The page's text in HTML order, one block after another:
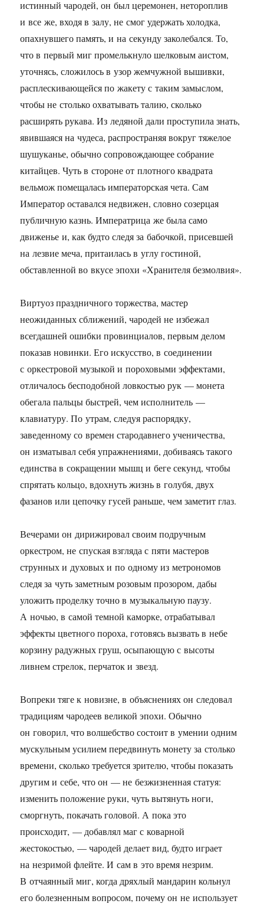
истинный чародей, он был церемонен, нетороплив
и все же, входя в залу, не смог удержать холодка,
опахнувшего память, и на секунду заколебался. То,
что в первый миг промелькнуло шелковым аистом,
уточнясь, сложилось в узор жемчужной вышивки,
расплескивающейся по жакету с таким замыслом,
чтобы не столько охватывать талию, сколько
расширять рукава. Из ледяной дали проступила знать,
явившаяся на чудеса, распространяя вокруг тяжелое
шушуканье, обычно сопровождающее собрание
китайцев. Чуть в стороне от плотного квадрата
вельмож помещалась императорская чета. Сам
Император оставался недвижен, словно созерцая
публичную казнь. Императрица же была само
движенье и, как будто следя за бабочкой, присевшей
на лезвие меча, притаилась в углу гостиной,
обставленной во вкусе эпохи «Хранителя безмолвия».
Виртуоз праздничного торжества, мастер
неожиданных сближений, чародей не избежал
всегдашней ошибки провинциалов, первым делом
показав новинки. Его искусство, в соединении
с оркестровой музыкой и пороховыми эффектами,
отличалось бесподобной ловкостью рук — монета
обегала пальцы быстрей, чем исполнитель —
клавиатуру. По утрам, следуя распорядку,
заведенному со времен стародавнего ученичества,
он изматывал себя упражнениями, добиваясь такого
единства в сокращении мышц и беге секунд, чтобы
спрятать кольцо, вдохнуть жизнь в голубя, двух
фазанов или цепочку гусей раньше, чем заметит глаз.
Вечерами он дирижировал своим подручным
оркестром, не спуская взгляда с пяти мастеров
струнных и духовых и по одному из метрономов
следя за чуть заметным розовым прозором, дабы
уложить проделку точно в музыкальную паузу.
А ночью, в самой темной каморке, отрабатывал
эффекты цветного пороха, готовясь вызвать в небе
корзину радужных груш, осыпающую с высоты
ливнем стрелок, перчаток и звезд.
Вопреки тяге к новизне, в объяснениях он следовал
традициям чародеев великой эпохи. Обычно
он говорил, что волшебство состоит в умении одним
мускульным усилием передвинуть монету за столько
времени, сколько требуется зрителю, чтобы показать
другим и себе, что он — не безжизненная статуя:
изменить положение руки, чуть вытянуть ноги,
сморгнуть, покачать головой. А пока это
происходит, — добавлял маг с коварной
жестокостью, — чародей делает вид, будто играет
на незримой флейте. И сам в это время незрим.
В отчаянный миг, когда дряхлый мандарин кольнул
его болезненным вопросом, почему он не использует